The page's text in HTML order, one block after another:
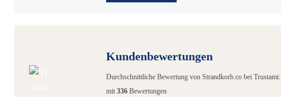
Kundenbewertungen
Durchschnittliche Bewertung von Strandkorb.co bei Trustami:
mit 336 Bewertungen